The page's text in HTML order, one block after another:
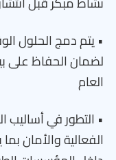
• يتم دمج الحلول
لضمان الحفاظ على
العام
• التطور في
الفعالية والأمان